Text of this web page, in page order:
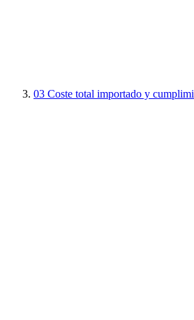
03 Coste total importado y cumplimi